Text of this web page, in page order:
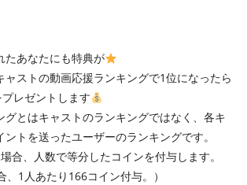
たあなたにも特典が
ャストの動画応援ランキングで1位になったら
プレゼントします
とはキャストのランキングではなく、各キ
トを送ったユーザーのランキングです。
合、人数で等分したコインを付与します。
、1人あたり166コイン付与。）